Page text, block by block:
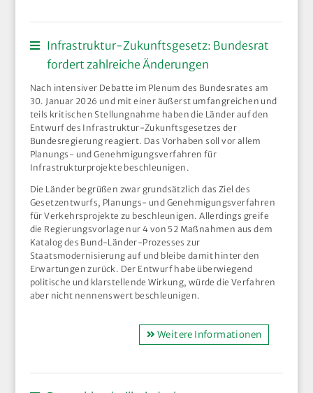
Infrastruktur-Zukunftsgesetz: Bundesrat
fordert zahlreiche Änderungen
Nach intensiver Debatte im Plenum des Bundesrates am
30. Januar 2026 und mit einer äußerst umfangreichen und
teils kritischen Stellungnahme haben die Länder auf den
Entwurf des Infrastruktur-Zukunftsgesetzes der
Bundesregierung reagiert. Das Vorhaben soll vor allem
Planungs- und Genehmigungsverfahren für
Infrastrukturprojekte beschleunigen.
Die Länder begrüßen zwar grundsätzlich das Ziel des
Gesetzentwurfs, Planungs- und Genehmigungsverfahren
für Verkehrsprojekte zu beschleunigen. Allerdings greife
die Regierungsvorlage nur 4 von 52 Maßnahmen aus dem
Katalog des Bund-Länder-Prozesses zur
Staatsmodernisierung auf und bleibe damit hinter den
Erwartungen zurück. Der Entwurf habe überwiegend
politische und klarstellende Wirkung, würde die Verfahren
aber nicht nennenswert beschleunigen.
Weitere Informationen